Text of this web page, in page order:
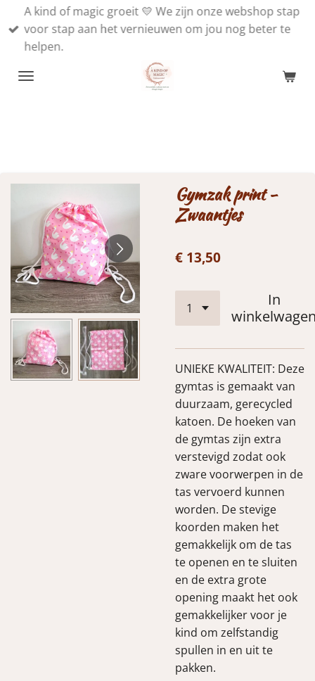
direct
naar
A kind of magic groeit 💛 We zijn onze webshop stap
voor stap aan het vernieuwen om jou nog beter te
helpen.
Gymzak print -
Zwaantjes
€ 13,50
In
UNIEKE KWALITEIT: Deze
gymtas is gemaakt van
duurzaam, gerecycled
katoen. De hoeken van
de gymtas zijn extra
verstevigd zodat ook
zware voorwerpen in de
tas vervoerd kunnen
worden. De stevige
koorden maken het
gemakkelijk om de tas
te openen en te sluiten
en de extra grote
opening maakt het ook
gemakkelijker voor je
kind om zelfstandig
spullen in en uit te
pakken.